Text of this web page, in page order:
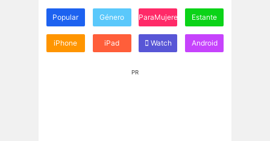
Popular Género ParaMujeres Estante
iPhone iPad Watch Android
PR